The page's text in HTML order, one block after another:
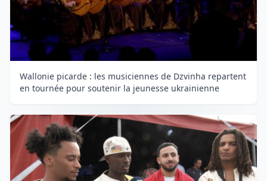
Wallonie picarde : les musiciennes de Dzvinha repartent
en tournée pour soutenir la jeunesse ukrainienne